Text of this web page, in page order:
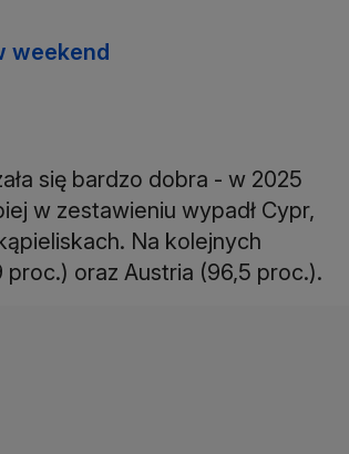
weekend
się bardzo dobra - w 2025
w zestawieniu wypadł Cypr,
Na kolejnych
proc.) oraz Austria (96,5 proc.).